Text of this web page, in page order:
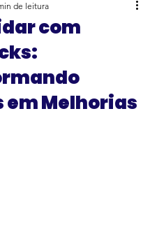
com
Melhorias
de leitura
NaN de 5 estrelas.